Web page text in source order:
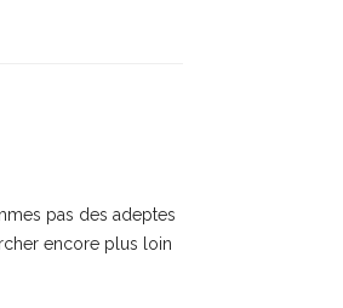
pas des adeptes
encore plus loin